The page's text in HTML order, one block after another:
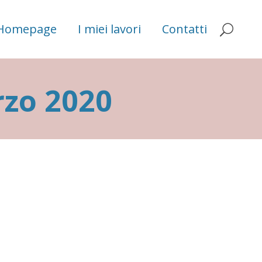
I miei lavori Contatti
2020